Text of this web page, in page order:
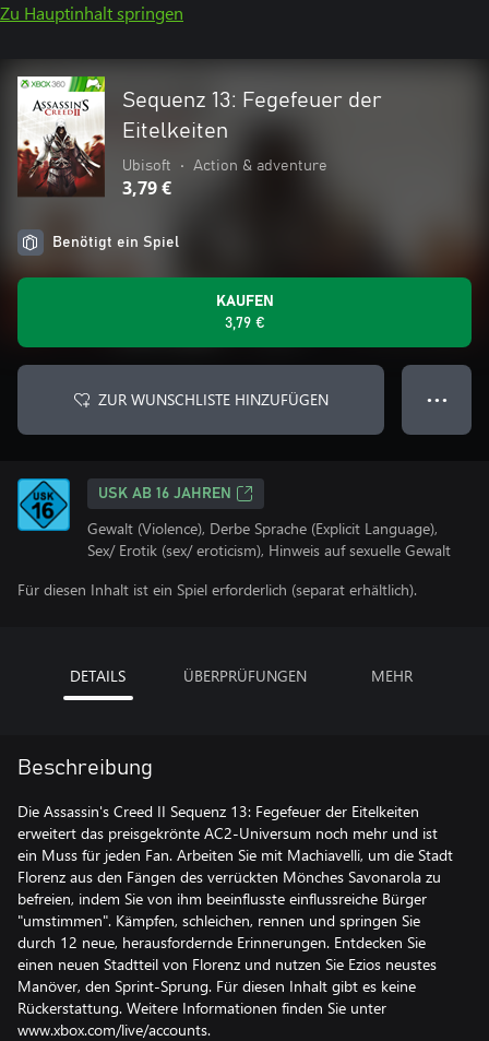
Zu Hauptinhalt springen
Sequenz 13: Fegefeuer der
Eitelkeiten
Ubisoft • Action & adventure
3,79 €
Benötigt ein Spiel
KAUFEN
3,79 €
ZUR WUNSCHLISTE HINZUFÜGEN ● ● ●
USK AB 16 JAHREN
Gewalt (Violence), Derbe Sprache (Explicit Language),
Sex/ Erotik (sex/ eroticism), Hinweis auf sexuelle Gewalt
Für diesen Inhalt ist ein Spiel erforderlich (separat erhältlich).
DETAILS ÜBERPRÜFUNGEN MEHR
Beschreibung
Die Assassin's Creed II Sequenz 13: Fegefeuer der Eitelkeiten
erweitert das preisgekrönte AC2-Universum noch mehr und ist
ein Muss für jeden Fan. Arbeiten Sie mit Machiavelli, um die Stadt
Florenz aus den Fängen des verrückten Mönches Savonarola zu
befreien, indem Sie von ihm beeinflusste einflussreiche Bürger
"umstimmen". Kämpfen, schleichen, rennen und springen Sie
durch 12 neue, herausfordernde Erinnerungen. Entdecken Sie
einen neuen Stadtteil von Florenz und nutzen Sie Ezios neustes
Manöver, den Sprint-Sprung. Für diesen Inhalt gibt es keine
Rückerstattung. Weitere Informationen finden Sie unter
www.xbox.com/live/accounts.